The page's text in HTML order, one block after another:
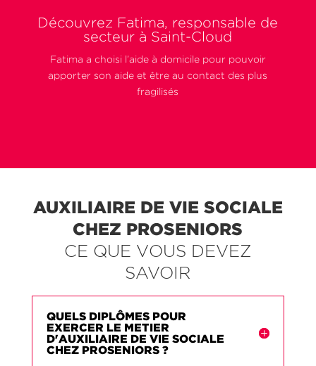
Découvrez Fatima, responsable de
secteur à Saint-Cloud
Fatima a choisi l’aide à domicile pour pouvoir
apporter son aide et être au contact des plus
fragilisés
AUXILIAIRE DE VIE SOCIALE
CHEZ PROSENIORS
CE QUE VOUS DEVEZ
SAVOIR
QUELS DIPLÔMES POUR
EXERCER LE METIER
D'AUXILIAIRE DE VIE SOCIALE
CHEZ PROSENIORS ?